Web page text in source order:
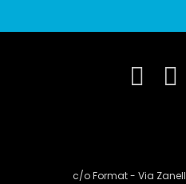
c/o Format - Via